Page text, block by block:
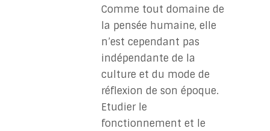
Comme tout domaine de
la pensée humaine, elle
n’est cependant pas
indépendante de la
culture et du mode de
réflexion de son époque.
Etudier le
fonctionnement et le